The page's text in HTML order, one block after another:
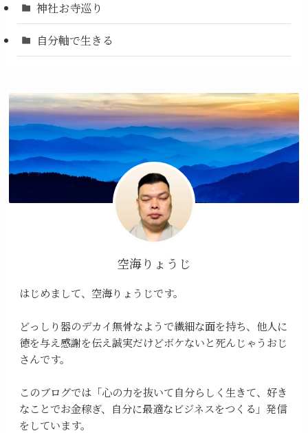
神社お寺巡り
自分軸で生きる
空海りょうじ
はじめまして、空海りょうじです。
どっしり器のデカイ無骨なようで繊細な面を持ち、他人に
徳を与え感謝を伝え誠実だけどボケないと死んじゃうおじ
さんです。
このブログでは「心の力を抜いて自分らしく生きて、好き
なことでお金稼ぎ、自分に最適なビジネスをつくる」発信
をしています。